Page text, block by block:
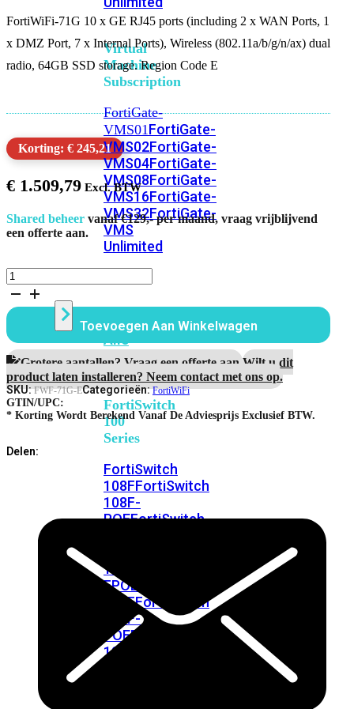
Virtual
Machine
Subscription
FortiGate-
VMS01FortiGate-
VMS02FortiGate-
VMS04FortiGate-
VMS08FortiGate-
VMS16FortiGate-
VMS32FortiGate-
VMS
Unlimited
Alle
FortiSwitches
bekijken
FortiSwitch
100
Series
FortiSwitch
108FFortiSwitch
108F-
POEFortiSwitch
110G-
FPOE
124FFortiSwitch
124F-
POEFortiSwitch
124F-
FortiWiFi-71G 10 x GE RJ45 ports (including 2 x WAN Ports, 1
x DMZ Port, 7 x Internal Ports), Wireless (802.11a/b/g/n/ax) dual
radio, 64GB SSD storage. Region Code E
Korting: € 245,21
€ 1.509,79
Shared beheer vanaf €129,- per maand, vraag vrijblijvend
een offerte aan.
FortiWiFi
71G
Alleen
Hardware
aantal
Toevoegen Aan Winkelwagen
Grotere aantallen? Vraag een offerte aan.Wilt u dit
product laten installeren? Neem contact met ons op.
SKU:FWF-71G-ECategorieën:FortiWiFi
GTIN/UPC:
* Korting Wordt Berekend Vanaf De Adviesprijs Exclusief BTW.
Delen: